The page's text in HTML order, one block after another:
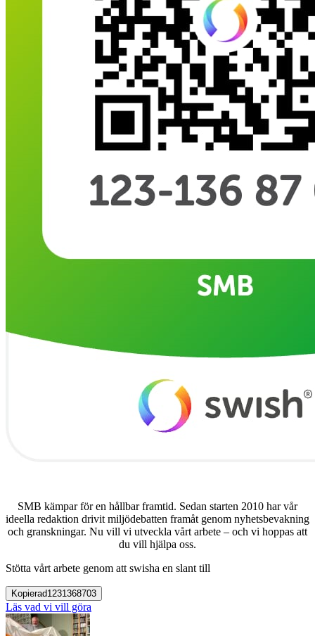
SMB kämpar för en hållbar framtid. Sedan starten 2010 har vår
ideella redaktion drivit miljödebatten framåt genom nyhetsbevakning
och granskningar. Nu vill vi utveckla vårt arbete – och vi hoppas att
du vill hjälpa oss.
Stötta vårt arbete genom att swisha en slant till
Kopierad1231368703
Läs vad vi vill göra